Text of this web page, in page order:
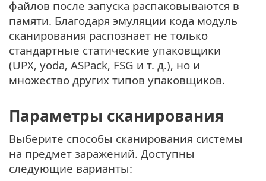
файлов после запуска распаковываются в
памяти. Благодаря эмуляции кода модуль
сканирования распознает не только
стандартные статические упаковщики
(UPX, yoda, ASPack, FSG и т. д.), но и
множество других типов упаковщиков.
Параметры сканирования
Выберите способы сканирования системы
на предмет заражений. Доступны
следующие варианты: